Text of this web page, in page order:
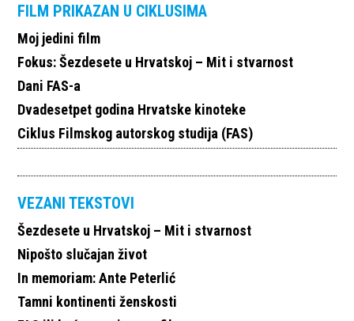
FILM PRIKAZAN U CIKLUSIMA
Moj jedini film
Fokus: Šezdesete u Hrvatskoj – Mit i stvarnost
Dani FAS-a
Dvadesetpet godina Hrvatske kinoteke
Ciklus Filmskog autorskog studija (FAS)
VEZANI TEKSTOVI
Šezdesete u Hrvatskoj – Mit i stvarnost
Nipošto slučajan život
In memoriam: Ante Peterlić
Tamni kontinenti ženskosti